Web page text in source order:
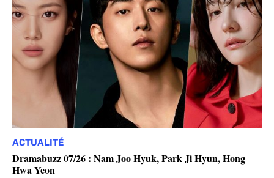
ACTUALITÉ
Dramabuzz 07/26 : Nam Joo Hyuk, Park Ji Hyun, Hong
Hwa Yeon